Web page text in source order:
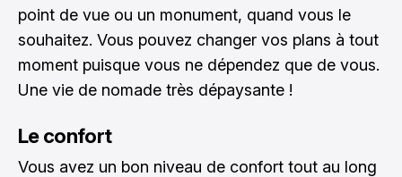
point de vue ou un monument, quand vous le
souhaitez. Vous pouvez changer vos plans à tout
moment puisque vous ne dépendez que de vous.
Une vie de nomade très dépaysante !
Le confort
Vous avez un bon niveau de confort tout au long